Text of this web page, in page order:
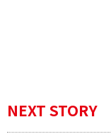
NEXT STORY